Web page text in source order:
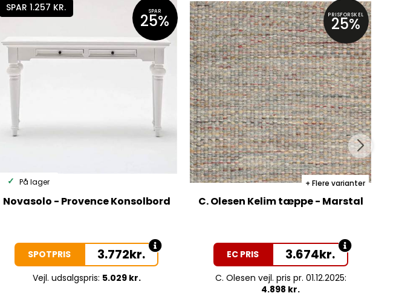
SPAR 1.257 KR. SPAR
25%
På lager
Novasolo - Provence Konsolbord
SPOTPRIS 3.772kr.
Vejl. udsalgspris: 5.029 kr.
PRISFORSKEL
25%
Flere varianter
C. Olesen Kelim tæppe - Marstal
EC PRIS 3.674kr.
C. Olesen vejl. pris pr. 01.12.2025:
4.898 kr.